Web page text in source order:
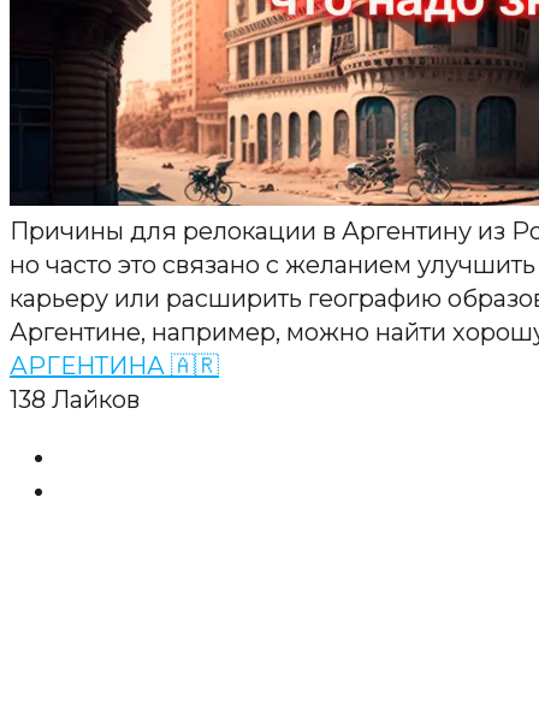
Причины для релокации в Аргентину из
но часто это связано с желанием
карьеру или расширить географию
Аргентине, например, можно найти
АРГЕНТИНА 🇦🇷
138 Лайков